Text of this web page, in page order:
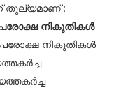
തുല്യമാണ്‌ :
പരോക്ഷ നികുതികള്‍
പരോക്ഷ നികുതികള്‍